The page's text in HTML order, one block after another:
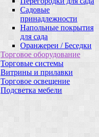
Садовые
принадлежности
Напольные покрытия
для сада
Оранжереи / Беседки
Торговое оборудование
Торговые системы
Витрины и прилавки
Торговое освещение
Подсветка мебели